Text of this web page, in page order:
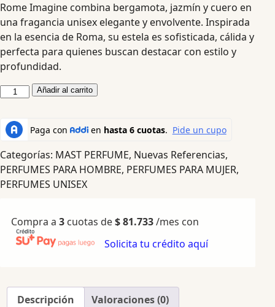
Rome Imagine combina bergamota, jazmín y cuero en
una fragancia unisex elegante y envolvente. Inspirada
en la esencia de Roma, su estela es sofisticada, cálida y
perfecta para quienes buscan destacar con estilo y
profundidad.
Añadir al carrito
Categorías: MAST PERFUME, Nuevas Referencias,
PERFUMES PARA HOMBRE, PERFUMES PARA MUJER,
PERFUMES UNISEX
Compra a 3 cuotas de$81.733/mes con
Solicita tu crédito aquí
Descripción Valoraciones (0)